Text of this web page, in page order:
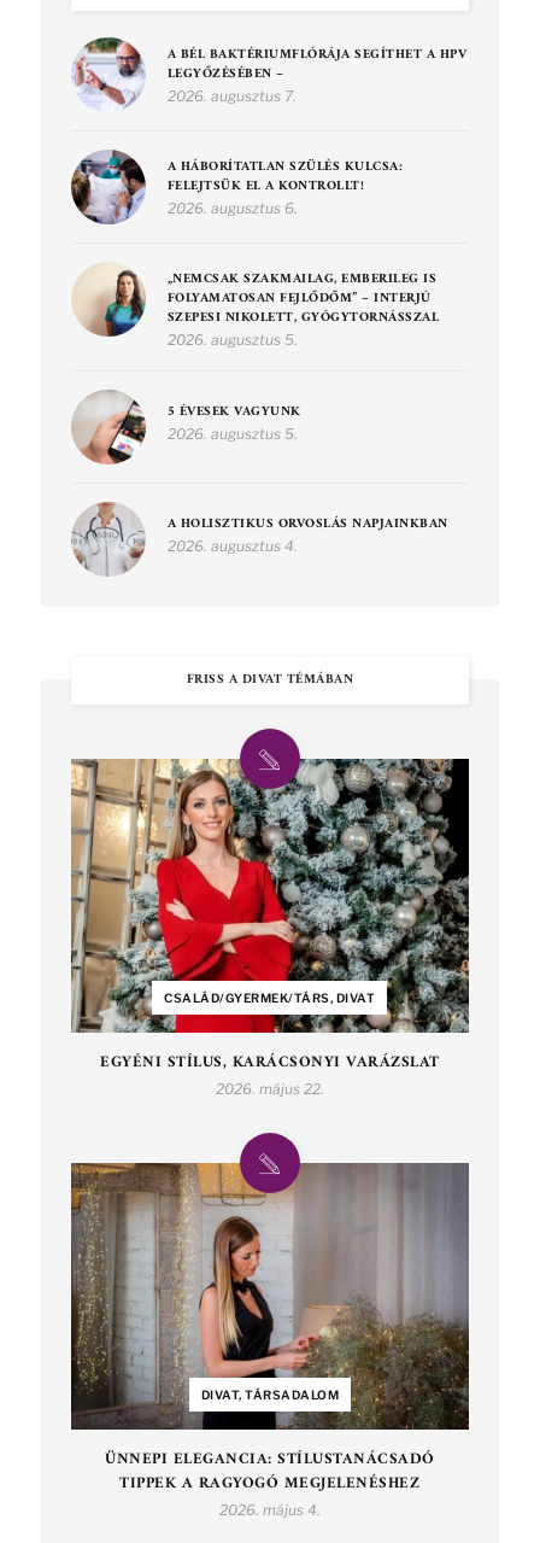
A BÉL BAKTÉRIUMFLÓRÁJA SEGÍTHET A HPV
LEGYŐZÉSÉBEN –
2026. augusztus 7.
A HÁBORÍTATLAN SZÜLÉS KULCSA:
FELEJTSÜK EL A KONTROLLT!
2026. augusztus 6.
„NEMCSAK SZAKMAILAG, EMBERILEG IS
FOLYAMATOSAN FEJLŐDŐM” – INTERJÚ
SZEPESI NIKOLETT, GYÓGYTORNÁSSZAL
2026. augusztus 5.
5 ÉVESEK VAGYUNK
2026. augusztus 5.
A HOLISZTIKUS ORVOSLÁS NAPJAINKBAN
2026. augusztus 4.
FRISS A DIVAT TÉMÁBAN
CSALÁD/GYERMEK/TÁRS, DIVAT
EGYÉNI STÍLUS, KARÁCSONYI VARÁZSLAT
2026. május 22.
DIVAT, TÁRSADALOM
ÜNNEPI ELEGANCIA: STÍLUSTANÁCSADÓ
TIPPEK A RAGYOGÓ MEGJELENÉSHEZ
2026. május 4.